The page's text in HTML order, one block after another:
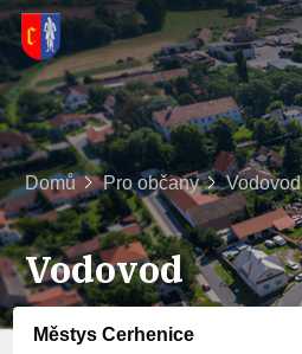
Domů Pro občany Vodovod
Vodovod
Městys Cerhenice